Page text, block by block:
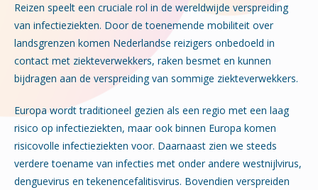
Reizen speelt een cruciale rol in de wereldwijde verspreiding
van infectieziekten. Door de toenemende mobiliteit over
landsgrenzen komen Nederlandse reizigers onbedoeld in
contact met ziekteverwekkers, raken besmet en kunnen
bijdragen aan de verspreiding van sommige ziekteverwekkers.
Europa wordt traditioneel gezien als een regio met een laag
risico op infectieziekten, maar ook binnen Europa komen
risicovolle infectieziekten voor. Daarnaast zien we steeds
verdere toename van infecties met onder andere westnijlvirus,
denguevirus en tekenencefalitisvirus. Bovendien verspreiden